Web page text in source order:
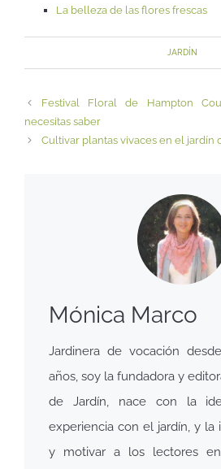
La belleza de las flores frescas
JARDÍN
Festival Floral de Hampton
necesitas saber
Cultivar plantas vivaces en el jardín
Mónica Marco
Jardinera de vocación
años, soy la fundadora y
de Jardín, nace con la
experiencia con el jardín, y la
y motivar a los lectores